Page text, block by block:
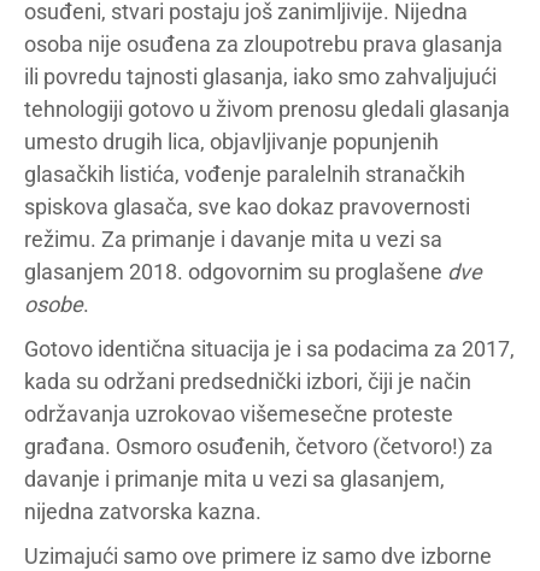
osuđeni, stvari postaju još zanimljivije. Nijedna
osoba nije osuđena za zloupotrebu prava glasanja
ili povredu tajnosti glasanja, iako smo zahvaljujući
tehnologiji gotovo u živom prenosu gledali glasanja
umesto drugih lica, objavljivanje popunjenih
glasačkih listića, vođenje paralelnih stranačkih
spiskova glasača, sve kao dokaz pravovernosti
režimu. Za primanje i davanje mita u vezi sa
glasanjem 2018. odgovornim su proglašene dve
osobe.
Gotovo identična situacija je i sa podacima za 2017,
kada su održani predsednički izbori, čiji je način
održavanja uzrokovao višemesečne proteste
građana. Osmoro osuđenih, četvoro (četvoro!) za
davanje i primanje mita u vezi sa glasanjem,
nijedna zatvorska kazna.
Uzimajući samo ove primere iz samo dve izborne